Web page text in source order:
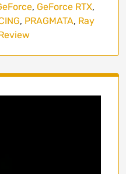
, GeForce RTX,
, PRAGMATA, Ray